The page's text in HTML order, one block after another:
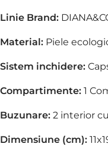
Linie Brand:
Material: Piele
Sistem inchidere:
Compartimente: 1
Buzunare: 2 interior
Dimensiune (cm):